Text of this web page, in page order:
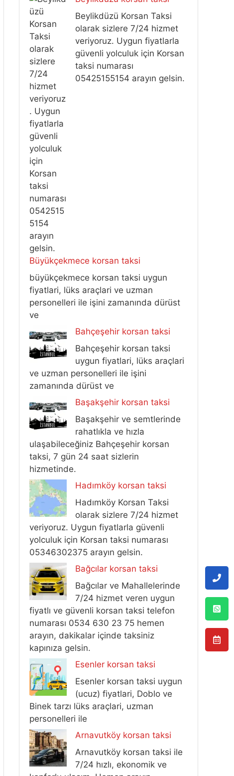
Beylikdüzü Korsan Taksi
olarak sizlere 7/24 hizmet
veriyoruz. Uygun fiyatlarla
güvenli yolculuk için Korsan
taksi numarası
05425155154 arayın gelsin.
Büyükçekmece korsan taksi
büyükçekmece korsan taksi uygun
fiyatlari, lüks araçlari ve uzman
personelleri ile işini zamanında dürüst
ve
Bahçeşehir korsan taksi
Bahçeşehir korsan taksi
uygun fiyatlari, lüks araçlari
ve uzman personelleri ile işini
zamanında dürüst ve
Başakşehir korsan taksi
Başakşehir ve semtlerinde
rahatlıkla ve hızla
ulaşabileceğiniz Bahçeşehir korsan
taksi, 7 gün 24 saat sizlerin
hizmetinde.
Hadımköy korsan taksi
Hadımköy Korsan Taksi
olarak sizlere 7/24 hizmet
veriyoruz. Uygun fiyatlarla güvenli
yolculuk için Korsan taksi numarası
05346302375 arayın gelsin.
Bağcılar korsan taksi
Bağcılar ve Mahallelerinde
7/24 hizmet veren uygun
fiyatlı ve güvenli korsan taksi telefon
numarası 0534 630 23 75 hemen
arayın, dakikalar içinde taksiniz
kapınıza gelsin.
Esenler korsan taksi
Esenler korsan taksi uygun
(ucuz) fiyatlari, Doblo ve
Binek tarzı lüks araçlari, uzman
personelleri ile
Arnavutköy korsan taksi
Arnavutköy korsan taksi ile
7/24 hızlı, ekonomik ve